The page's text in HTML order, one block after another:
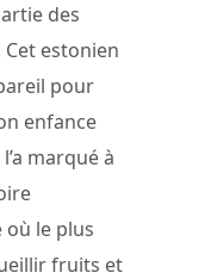
des
estonien
pour
enfance
marqué à
où le plus
fruits et